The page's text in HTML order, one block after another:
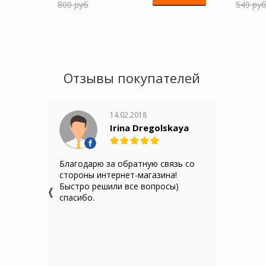
800 руб
549 руб
Отзывы покупателей
14.02.2018
Irina Dregolskaya
Благодарю за обратную связь со
стороны интернет-магазина!
Быстро решили все вопросы)
спасибо.